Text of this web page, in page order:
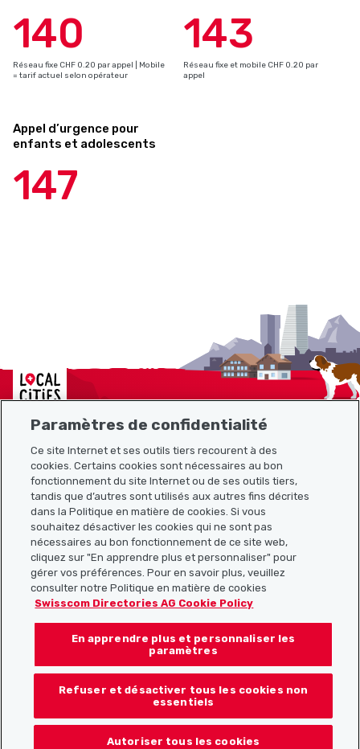
140
Réseau fixe CHF 0.20 par appel | Mobile
= tarif actuel selon opérateur
143
Réseau fixe et mobile CHF 0.20 par
appel
Appel d’urgence pour
enfants et adolescents
147
Localcities
Plan du site
Liens utiles
Télécharger l’application Localcities
Suis-nous sur les réseaux sociaux :
Paramètres de confidentialité
Ce site Internet et ses outils tiers recourent à des
cookies. Certains cookies sont nécessaires au bon
fonctionnement du site Internet ou de ses outils tiers,
tandis que d’autres sont utilisés aux autres fins décrites
dans la Politique en matière de cookies. Si vous
souhaitez désactiver les cookies qui ne sont pas
nécessaires au bon fonctionnement de ce site web,
cliquez sur "En apprendre plus et personnaliser" pour
gérer vos préférences. Pour en savoir plus, veuillez
consulter notre Politique en matière de cookies
Swisscom Directories AG Cookie Policy
En apprendre plus et personnaliser les
paramètres
Refuser et désactiver tous les cookies non
essentiels
Autoriser tous les cookies